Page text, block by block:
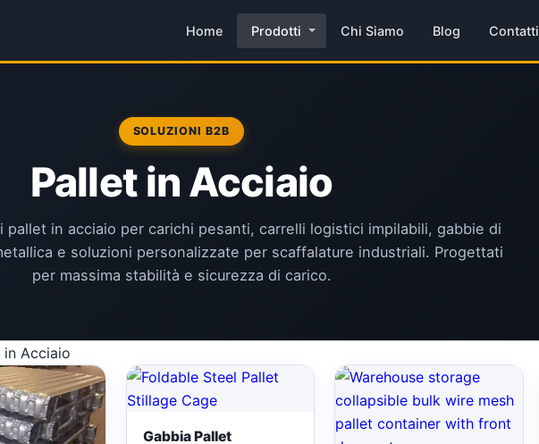
Home Prodotti Chi Siamo Blog Contatti
SOLUZIONI B2B
Pallet in Acciaio
pallet in acciaio per carichi pesanti, carrelli logistici impilabili, gabbie di
e soluzioni personalizzate per scaffalature industriali. Progettati
per massima stabilità e sicurezza di carico.
in Acciaio
Gabbia Pallet